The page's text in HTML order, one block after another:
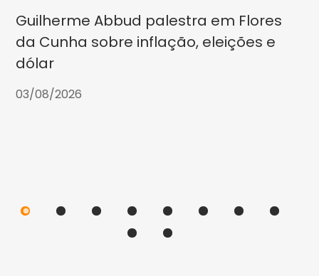
Guilherme Abbud palestra em Flores
da Cunha sobre inflação, eleições e
dólar
03/08/2026